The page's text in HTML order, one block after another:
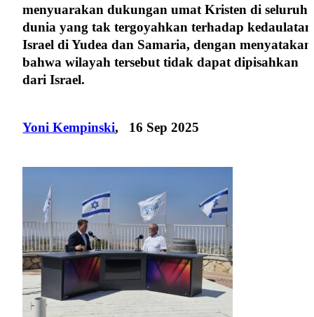
menyuarakan dukungan umat Kristen di seluruh
dunia yang tak tergoyahkan terhadap kedaulatan
Israel di Yudea dan Samaria, dengan menyatakan
bahwa wilayah tersebut tidak dapat dipisahkan
dari Israel.
Yoni Kempinski, 16 Sep 2025